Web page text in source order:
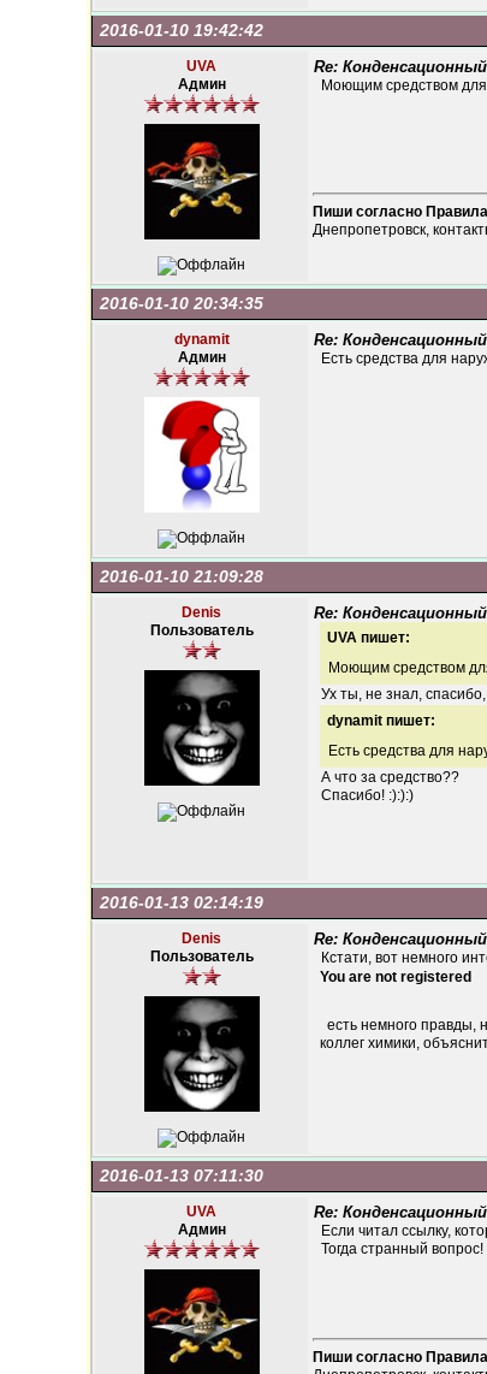
2016-01-10 19:42:42
UVA
Админ
Re:
Моющим средством для
Пиши согласно
Днепропетровск,
2016-01-10 20:34:35
dynamit
Админ
Re:
Есть средства для
2016-01-10 21:09:28
Denis
Пользователь
Re:
UVA пишет:
Моющим средством
Ух ты, не знал,
dynamit пишет:
Есть средства для
А что за средство??
Спасибо! :):):)
2016-01-13 02:14:19
Denis
Пользователь
Re:
Кстати, вот немного
You are not registered
есть немного правды,
коллег химики,
2016-01-13 07:11:30
UVA
Админ
Re:
Если читал ссылку,
Тогда странный
Пиши согласно